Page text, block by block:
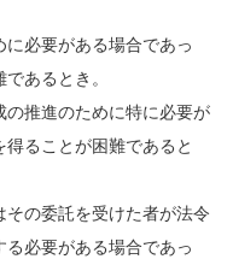
必要がある場合であっ
あるとき。
推進のために特に必要が
ることが困難であると
の委託を受けた者が法令
必要がある場合であっ